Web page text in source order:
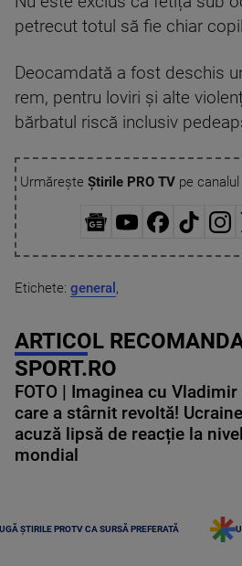
petrecut totul să fie chiar
Deocamdată a fost deschis
rem, pentru loviri și alte
bărbatul riscă inclusiv
Urmărește Știrile PRO TVpe canalul
Etichete: general ,
ARTICOL
SPORT.RO
FOTO | Imaginea cu
care a stârnit revoltă!
acuză lipsă de reacție la nivel
mondial
ȘTIRILE PROTV CA SURSĂ PREFERATĂ